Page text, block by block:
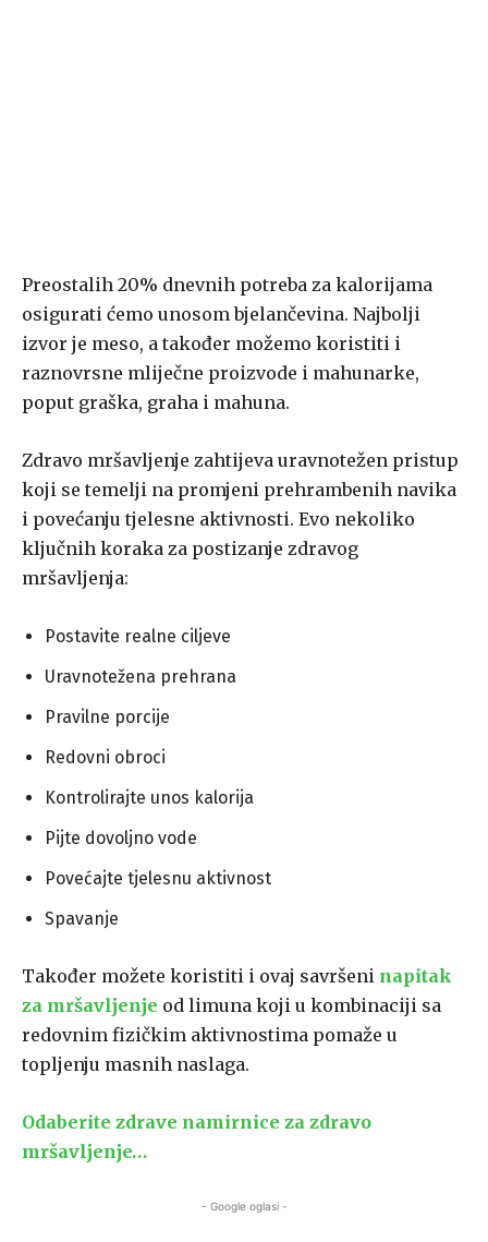
Preostalih 20% dnevnih potreba za kalorijama
osigurati ćemo unosom bjelančevina. Najbolji
izvor je meso, a također možemo koristiti i
raznovrsne mliječne proizvode i mahunarke,
poput graška, graha i mahuna.
Zdravo mršavljenje zahtijeva uravnotežen pristup
koji se temelji na promjeni prehrambenih navika
i povećanju tjelesne aktivnosti. Evo nekoliko
ključnih koraka za postizanje zdravog
mršavljenja:
Postavite realne ciljeve
Uravnotežena prehrana
Pravilne porcije
Redovni obroci
Kontrolirajte unos kalorija
Pijte dovoljno vode
Povećajte tjelesnu aktivnost
Spavanje
Također možete koristiti i ovaj savršeni napitak
za mršavljenje od limuna koji u kombinaciji sa
redovnim fizičkim aktivnostima pomaže u
topljenju masnih naslaga.
Odaberite zdrave namirnice za zdravo
mršavljenje…
- Google oglasi -